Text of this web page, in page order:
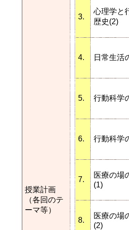
授業計画
（各回のテ
ーマ等）
3.
心理学と
歴史(2)
4. 日常生活
5. 行動科学
6. 行動科学
7.
医療の場
(1)
8.
医療の場
(2)